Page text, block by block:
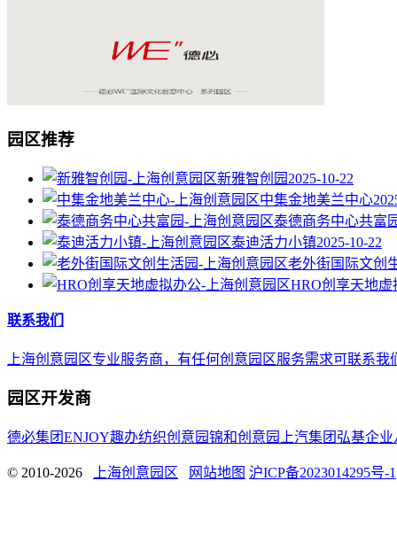
园区推荐
新雅智创园 2025-10-22
中集金地美兰中心
泰德商务中心共富
泰迪活力小镇2025-10-22
老外街国际文创
HRO创享天地虚
联系我们
上海创意园区专业服务商，有任何创意园区服务需求可联系我
园区开发商
德必集团ENJOY趣办纺织创意园锦和创意园 上汽集团 弘基企业
© 2010-2026 上海创意园区 网站地图 沪ICP备2023014295号-1